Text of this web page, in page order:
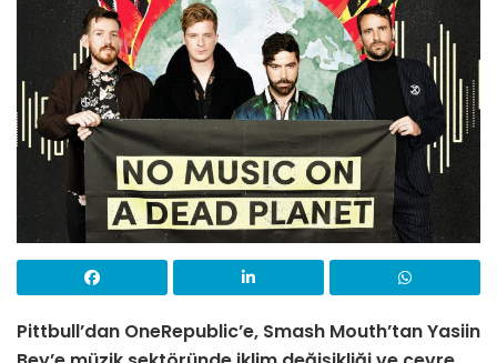
Pittbull’dan OneRepublic’e, Smash Mouth’tan Yasiin